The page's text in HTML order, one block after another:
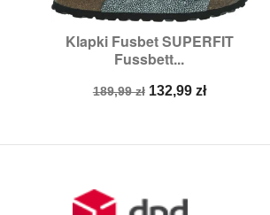
Klapki Fusbet SUPERFIT
Fussbett...
Cena
189,99 zł Cena
132,99 zł
 Szybki podgląd
Rozmiary:40